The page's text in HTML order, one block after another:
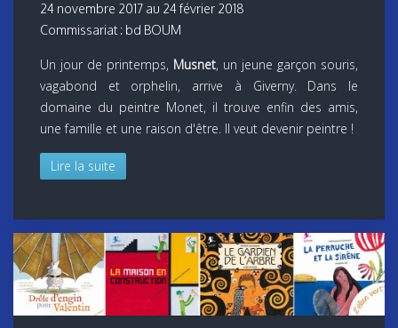
24 novembre 2017 au 24 février 2018
Commissariat : bd BOUM
Un jour de printemps, Musnet, un jeune garçon souris,
vagabond et orphelin, arrive à Giverny. Dans le
domaine du peintre Monet, il trouve enfin des amis,
une famille et une raison d'être. Il veut devenir peintre !
Lire la suite